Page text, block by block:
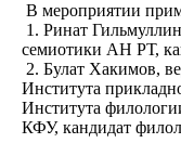
В мероприятии
1. Ринат
семиотики АН РТ,
2. Булат Хакимов,
Института
Института
КФУ, кандидат